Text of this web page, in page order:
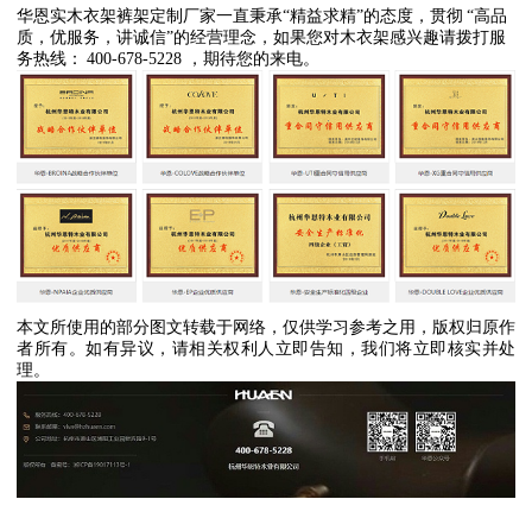
华恩实木衣架裤架定制厂家一直秉承“精益求精”的态度，贯彻 “高品
质，优服务，讲诚信”的经营理念，如果您对木衣架感兴趣请拨打服
务热线： 400-678-5228 ，期待您的来电。
本文所使用的部分图文转载于网络，仅供学习参考之用，版权归原作
者所有。如有异议，请相关权利人立即告知，我们将立即核实并处
理。